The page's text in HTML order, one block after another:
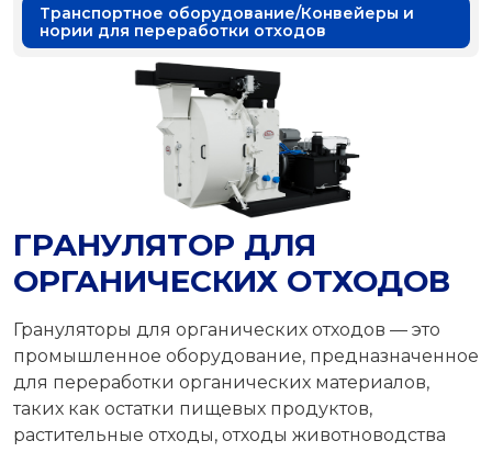
Транспортное оборудование/Конвейеры и
нории для переработки отходов
ГРАНУЛЯТОР ДЛЯ
ОРГАНИЧЕСКИХ ОТХОДОВ
Грануляторы для органических отходов — это
промышленное оборудование, предназначенное
для переработки органических материалов,
таких как остатки пищевых продуктов,
растительные отходы, отходы животноводства